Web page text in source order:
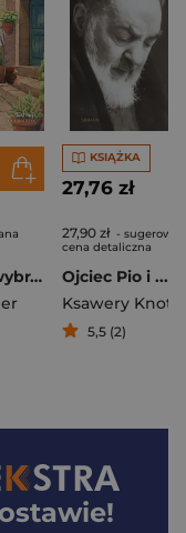
Franek Boży wybranek. Historia o Ojcu Pio
KSIĄŻKA
27,76 zł
27,90 zł -
cena detaliczna
Ojciec Pio i ...
Ksawery Knotz
5,5 (2)